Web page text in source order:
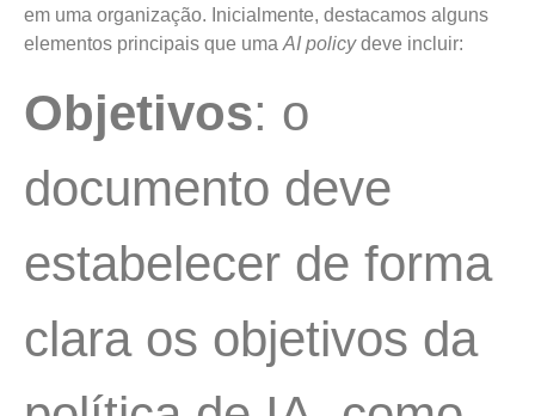
em uma organização. Inicialmente, destacamos alguns
elementos principais que uma AI policydeve incluir:
Objetivos: o
documento deve
estabelecer de forma
clara os objetivos da